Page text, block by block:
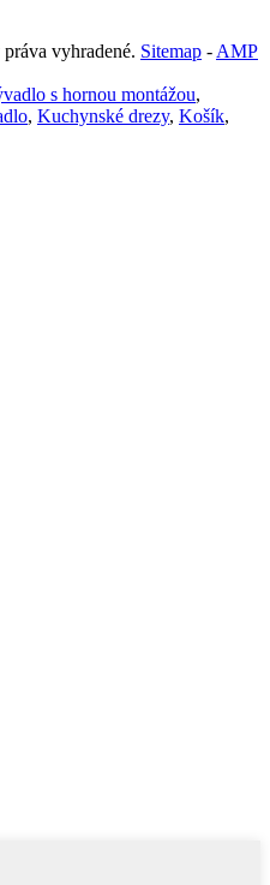
vyhradené. Sitemap - AMP
s hornou montážou,
, Kuchynské drezy, Košík,